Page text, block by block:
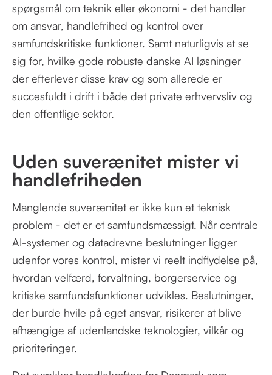
spørgsmål om teknik eller økonomi - det handler
om ansvar, handlefrihed og kontrol over
samfundskritiske funktioner. Samt naturligvis at se
sig for, hvilke gode robuste danske AI løsninger
der efterlever disse krav og som allerede er
succesfuldt i drift i både det private erhvervsliv og
den offentlige sektor.
Uden suverænitet mister vi
handlefriheden
Manglende suverænitet er ikke kun et teknisk
problem - det er et samfundsmæssigt. Når centrale
AI-systemer og datadrevne beslutninger ligger
udenfor vores kontrol, mister vi reelt indflydelse på,
hvordan velfærd, forvaltning, borgerservice og
kritiske samfundsfunktioner udvikles. Beslutninger,
der burde hvile på eget ansvar, risikerer at blive
afhængige af udenlandske teknologier, vilkår og
prioriteringer.